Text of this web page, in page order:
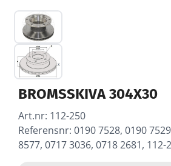
BROMSSKIVA 304X30
Art.nr: 112-250
Referensnr: 0190 7528, 0190
8577, 0717 3036, 0718 2681, 112-